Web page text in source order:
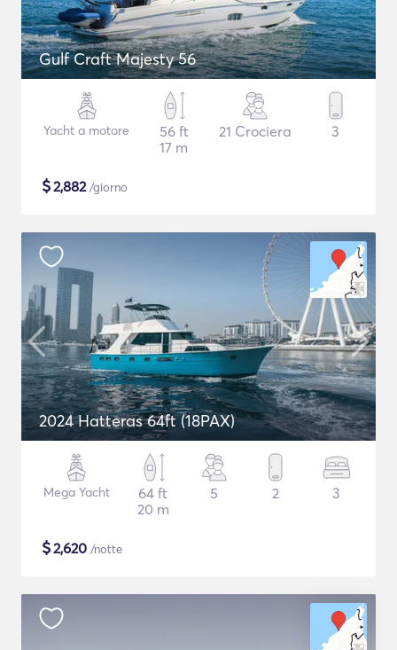
Gulf Craft Majesty 56
Yacht a motore
56 ft
17 m
21 Crociera 3
$2,882/giorno
2024 Hatteras 64ft (18PAX)
Mega Yacht
64 ft
20 m
5 2 3
$2,620 /notte